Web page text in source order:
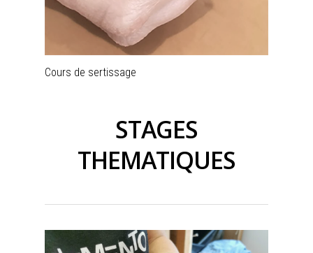
Cours de sertissage
STAGES
THEMATIQUES